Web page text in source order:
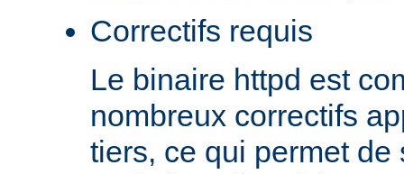
Correctifs requis
Le binaire httpd est
nombreux correctifs
tiers, ce qui permet de